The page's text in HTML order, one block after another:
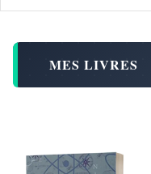
MES LIVRES